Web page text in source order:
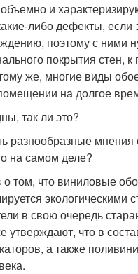
и
либо дефекты,
поэтому с ними
покрытия стен,
же, многие виды
на долгое
так ли это?
разнообразные мнения
на самом деле?
том, что виниловые
в свою очередь
утверждают, что в
а также